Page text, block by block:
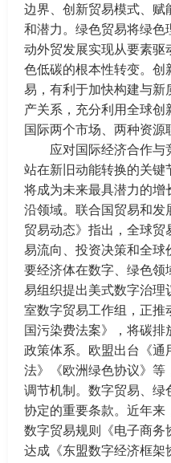
边界、创新贸易模式、赋
和潜力。绿色贸易将绿色
动外贸发展实现从要素驱
色低碳的根本性转变。创
易，有利于加快构建与新
产关系，充分利用全球创
国际两个市场、两种资源
应对国际经济合作与
站在新旧动能转换的关键
将成为未来最具潜力的增
沿领域。联合国贸易和
贸易动态》指出，全球贸
易流向、投资决策和全球
要经济体在数字、绿色领
易组织提出美式数字治理
室数字贸易工作组，正推
国污染费法案》，将碳
政策体系。欧盟出台《通
法》《欧洲绿色协议》等
调节机制。数字贸易、绿
协定的重要条款。近年来
数字贸易规则《电子商务
达成《东盟数字经济框架